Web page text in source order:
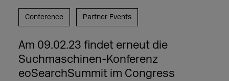
Conference Partner Events
Am 09.02.23 findet erneut die
Suchmaschinen-Konferenz
eoSearchSummit im Congress